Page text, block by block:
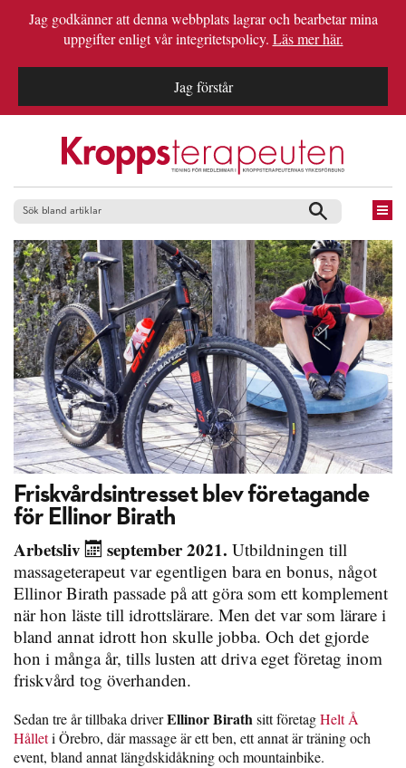
Jag godkänner att denna webbplats lagrar och bearbetar mina
uppgifter enligt vår integritetspolicy. Läs mer här.
Jag förstår
Friskvårdsintresset blev företagande
för Ellinor Birath
Arbetsliv
september 2021. Utbildningen till
massageterapeut var egentligen bara en bonus, något
Ellinor Birath passade på att göra som ett komplement
när hon läste till idrottslärare. Men det var som lärare i
bland annat idrott hon skulle jobba. Och det gjorde
hon i många år, tills lusten att driva eget företag inom
friskvård tog överhanden.
Sedan tre år tillbaka driverEllinor Birathsitt företagHelt Å
Hålleti Örebro, där massage är ett ben, ett annat är träning och
event, bland annat längdskidåkning och mountainbike.